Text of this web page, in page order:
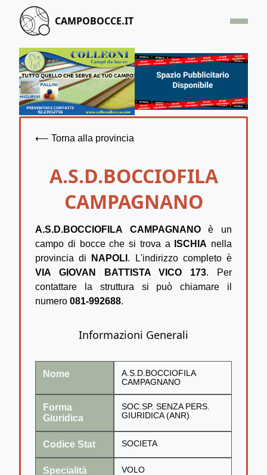
CAMPOBOCCE.IT
HOME
OFFERTA
SEGNALA UN CAMPO
⟵ Torna alla provincia
A.S.D.BOCCIOFILA
CAMPAGNANO
A.S.D.BOCCIOFILA CAMPAGNANOè un
campo di bocce che si trova a
ISCHIA nella
provincia di
NAPOLI . L'indirizzo completo è
VIA GIOVAN BATTISTA VICO 173. Per
contattare la struttura si può chiamare il
numero 081-992688.
Informazioni Generali
Nome
A.S.D.BOCCIOFILA
CAMPAGNANO
Forma
Giuridica
SOC.SP. SENZA PERS.
GIURIDICA (ANR)
Codice Stat SOCIETA
Specialità VOLO